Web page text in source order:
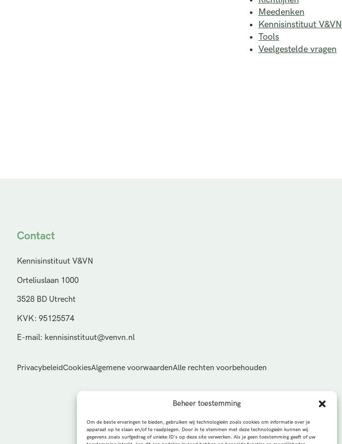
Beheer toestemming
Om de beste ervaringen te bieden, gebruiken wij technologieën zoals cookies om informatie over je
apparaat op te slaan en/of te raadplegen. Door in te stemmen met deze technologieën kunnen wij
gegevens zoals surfgedrag of unieke ID's op deze site verwerken. Als je geen toestemming geeft of uw
Meedenken
Kennisinstituut V&VN
Tools
Veelgestelde vragen
Contact
Kennisinstituut V&VN
Orteliuslaan 1000
3528 BD Utrecht
KVK: 95125574
E-mail: kennisinstituut@venvn.nl
PrivacybeleidCookiesAlgemene voorwaardenAlle rechten voorbehouden